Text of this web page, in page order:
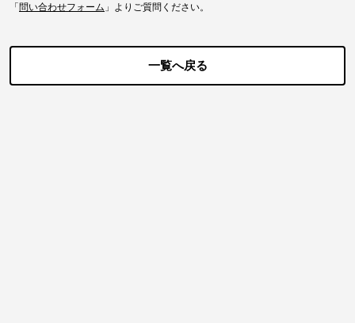
「 問い合わせフォーム 」よりご質問ください。
一覧へ戻る